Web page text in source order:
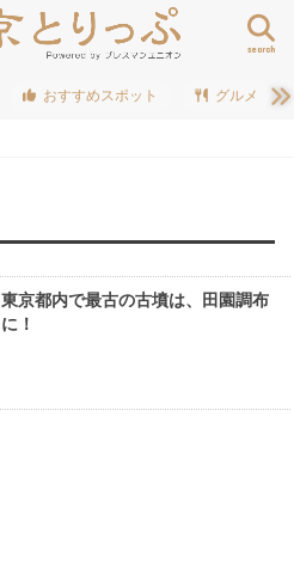
search
おすすめスポット グルメ
東京都内で最古の古墳は、田園調布
に！